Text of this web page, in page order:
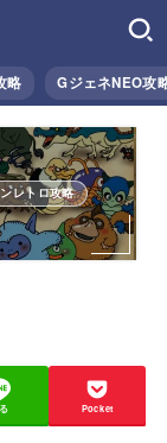
略 GジェネNEO攻
レトロ攻略
Pocket